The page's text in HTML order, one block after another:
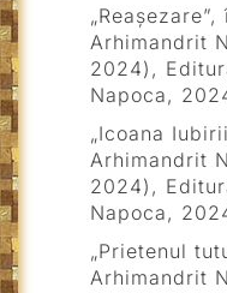
Arhimandrit
2024),
Napoca,
„Icoana
Arhimandrit
2024),
Napoca,
„Prietenul
Arhimandrit